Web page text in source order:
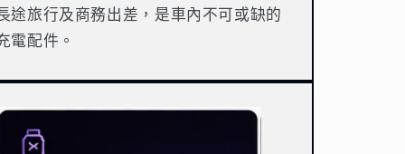
途旅行及商務出差，是車內不可或缺的
電配件。